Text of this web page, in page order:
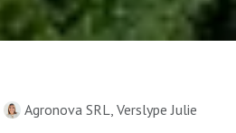
Agronova SRL, Verslype Julie